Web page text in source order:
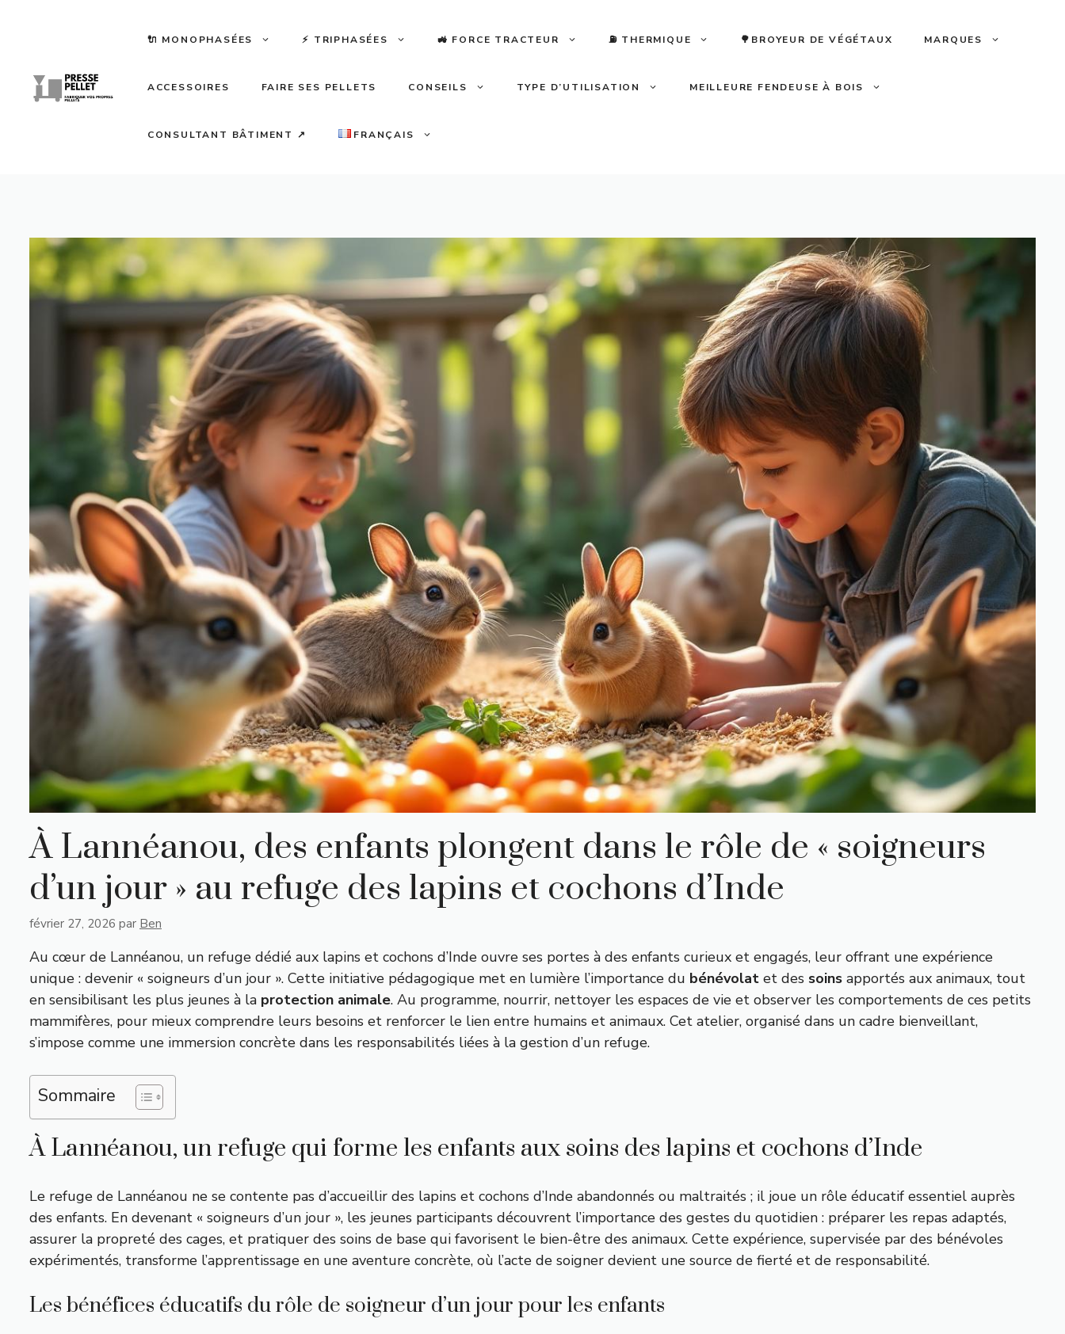
🔌 MONOPHASÉES ⚡️ TRIPHASÉES 🚜 FORCE TRACTEUR ⛽️ THERMIQUE 🌳BROYEUR DE VÉGÉTAUX MARQUES
ACCESSOIRES FAIRE SES PELLETS CONSEILS TYPE D’UTILISATION MEILLEURE FENDEUSE À BOIS
CONSULTANT BÂTIMENT ↗ FRANÇAIS
À Lannéanou, des enfants plongent dans le rôle de « soigneurs
d’un jour » au refuge des lapins et cochons d’Inde
février 27, 2026 par Ben
Au cœur de Lannéanou, un refuge dédié aux lapins et cochons d’Inde ouvre ses portes à des enfants curieux et engagés, leur offrant une expérience
unique : devenir « soigneurs d’un jour ». Cette initiative pédagogique met en lumière l’importance du bénévolat et des soins apportés aux animaux, tout
en sensibilisant les plus jeunes à la protection animale. Au programme, nourrir, nettoyer les espaces de vie et observer les comportements de ces petits
mammifères, pour mieux comprendre leurs besoins et renforcer le lien entre humains et animaux. Cet atelier, organisé dans un cadre bienveillant,
s’impose comme une immersion concrète dans les responsabilités liées à la gestion d’un refuge.
Sommaire
À Lannéanou, un refuge qui forme les enfants aux soins des lapins et cochons d’Inde
Le refuge de Lannéanou ne se contente pas d’accueillir des lapins et cochons d’Inde abandonnés ou maltraités ; il joue un rôle éducatif essentiel auprès
des enfants. En devenant « soigneurs d’un jour », les jeunes participants découvrent l’importance des gestes du quotidien : préparer les repas adaptés,
assurer la propreté des cages, et pratiquer des soins de base qui favorisent le bien-être des animaux. Cette expérience, supervisée par des bénévoles
expérimentés, transforme l’apprentissage en une aventure concrète, où l’acte de soigner devient une source de fierté et de responsabilité.
Les bénéfices éducatifs du rôle de soigneur d’un jour pour les enfants